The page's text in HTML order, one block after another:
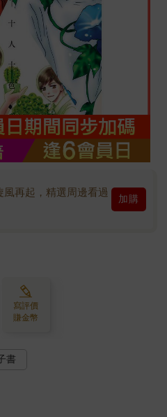
再起，精選周邊看過
加購
寫評價
賺金幣
書